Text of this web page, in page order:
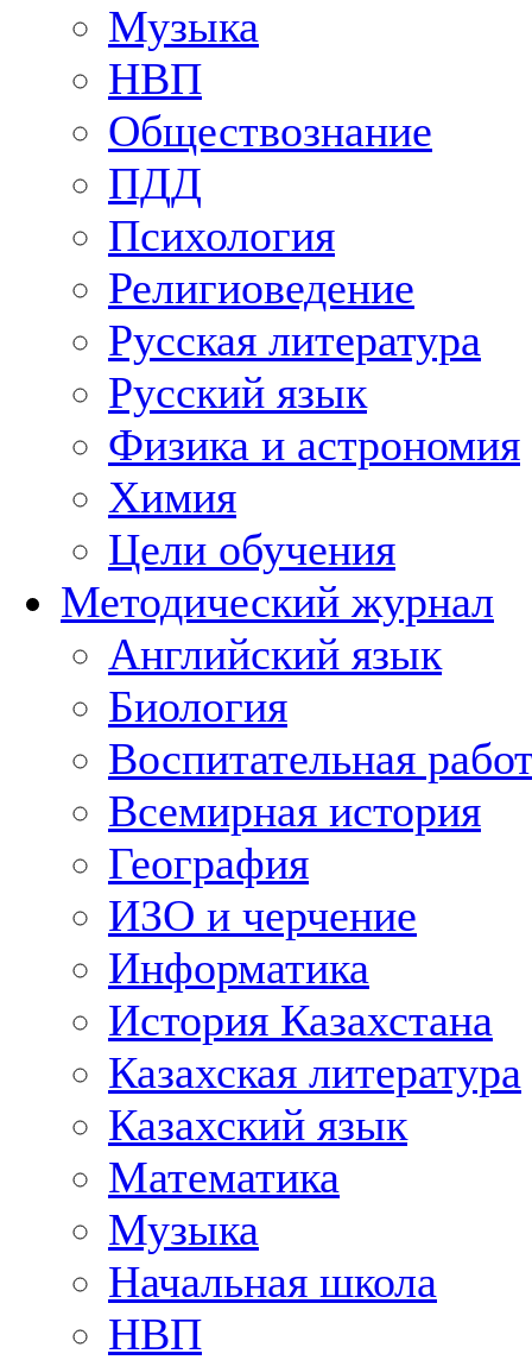
Музыка
НВП
Обществознание
ПДД
Психология
Религиоведение
Русская литература
Русский язык
Физика и астрономия
Химия
Цели обучения
Методический журнал
Английский язык
Биология
Воспитательная
Всемирная история
География
ИЗО и черчение
Информатика
История Казахстана
Казахская литература
Казахский язык
Математика
Музыка
Начальная школа
НВП